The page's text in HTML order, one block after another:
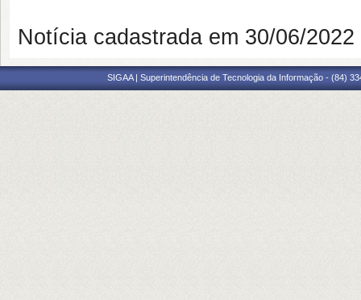
Notícia cadastrada em 30/06/
SIGAA | Superintendência de Tecnologia da Informação - (84)